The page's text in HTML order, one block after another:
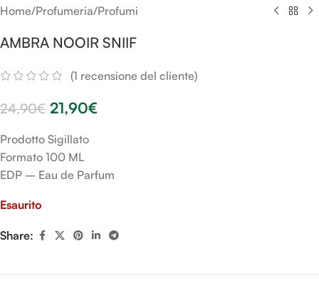
Home/Profumeria/Profumi
AMBRA NOOIR SNIIF
(1 recensione del cliente)
24,90€ 21,90€
Prodotto Sigillato
Formato 100 ML
EDP – Eau de Parfum
Esaurito
Share: